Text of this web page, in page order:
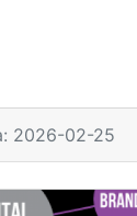
2026-02-25